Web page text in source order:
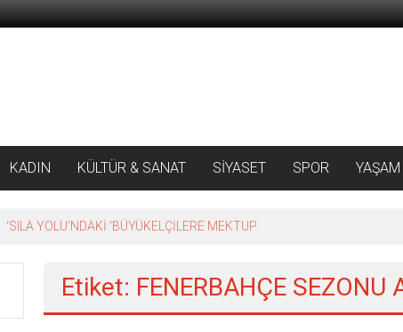
KADIN KÜLTÜR & SANAT SİYASET SPOR YAŞAM
YOLU’NDAKİ ’BÜYÜKELÇİLERE MEKTUP
Etiket: FENERBAHÇE SEZONU